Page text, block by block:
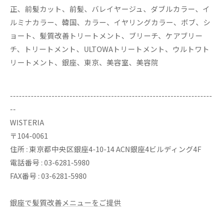
正、前髪カット、前髪、バレイヤージュ、ダブルカラー、イ
ルミナカラー、韓国、カラー、イヤリングカラー、ボブ、シ
ョート、髪質改善トリートメント、ブリーチ、ケアブリー
チ、トリートメント、ULTOWAトリートメント、ウルトワト
リートメント、銀座、東京、美容室、美容院
--------------------------------------------------------------------
--
WISTERIA
〒104-0061
住所 : 東京都中央区銀座4-10-14 ACN銀座4ビルディング4F
電話番号 : 03-6281-5980
FAX番号 : 03-6281-5980
銀座で髪質改善メニューをご提供